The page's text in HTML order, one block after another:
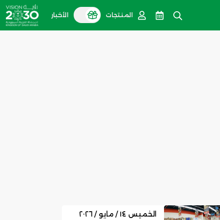
المنتجات الأخبار
الخميس ١٤ / مايو / ٢٠٢٦